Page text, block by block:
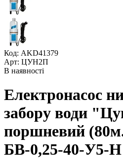
Код: AKD41379
Арт: ЦУН2П
В наявності
Електронасос
забору води
поршневий
БВ-0,25-40-У5-Н